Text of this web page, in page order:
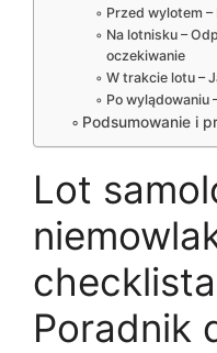
Przed wylotem –
Na lotnisku –
oczekiwanie
W trakcie lotu –
Po wylądowaniu
Podsumowanie i
Lot
Poradnik